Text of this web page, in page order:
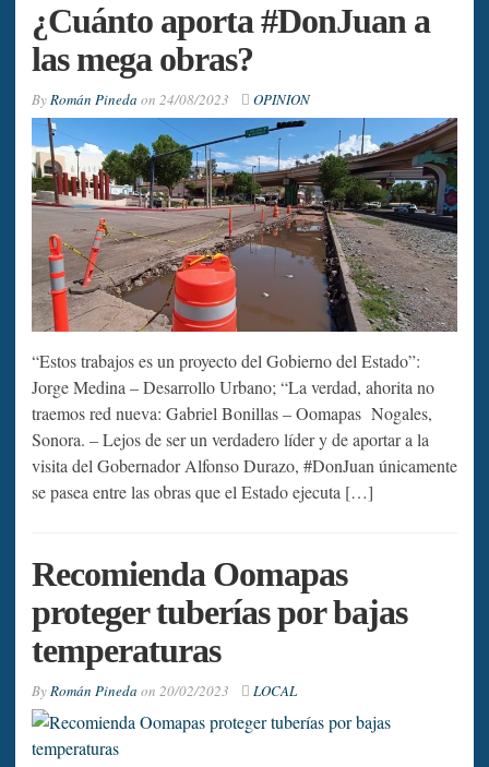
¿Cuánto aporta #DonJuan a
las mega obras?
ByRomán Pineda on 24/08/2023 OPINION
“Estos trabajos es un proyecto del Gobierno del Estado”:
Jorge Medina – Desarrollo Urbano; “La verdad, ahorita no
traemos red nueva: Gabriel Bonillas – Oomapas Nogales,
Sonora. – Lejos de ser un verdadero líder y de aportar a la
visita del Gobernador Alfonso Durazo, #DonJuan únicamente
se pasea entre las obras que el Estado ejecuta […]
Recomienda Oomapas
proteger tuberías por bajas
temperaturas
By Román Pineda on 20/02/2023 LOCAL